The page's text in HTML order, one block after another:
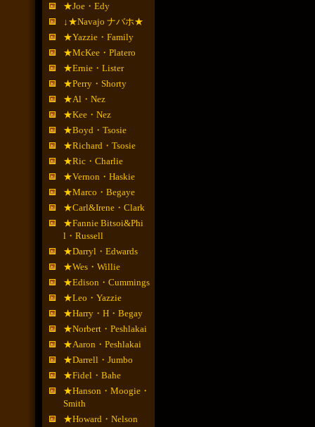
★Joe・Edy
↓★Navajo ナバホ★
★Yazzie・Family
★McKee・Platero
★Ernie・Lister
★Perry・Shorty
★Al・Nez
★Kee・Nez
★Boyd・Tsosie
★Richard・Tsosie
★Ric・Charlie
★Vernon・Haskie
★Marco・Begaye
★Carl&Irene・Clark
★Fannie Bitsoi&Phi
l・Russell
★Darryl・Edwards
★Wes・Willie
★Edison・Cummings
★Leo・Yazzie
★Harry・H・Begay
★Norbert・Peshlakai
★Aaron・Peshlakai
★Darrell・Jumbo
★Fidel・Bahe
★Hanson・Moogie・
Smith
★Howard・Nelson